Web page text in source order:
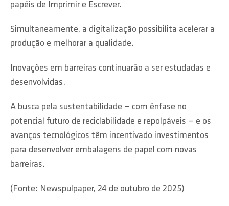
papéis de Imprimir e Escrever.
Simultaneamente, a digitalização possibilita acelerar a
produção e melhorar a qualidade.
Inovações em barreiras continuarão a ser estudadas e
desenvolvidas.
A busca pela sustentabilidade — com ênfase no
potencial futuro de reciclabilidade e repolpáveis — e os
avanços tecnológicos têm incentivado investimentos
para desenvolver embalagens de papel com novas
barreiras.
(Fonte: Newspulpaper, 24 de outubro de 2025)